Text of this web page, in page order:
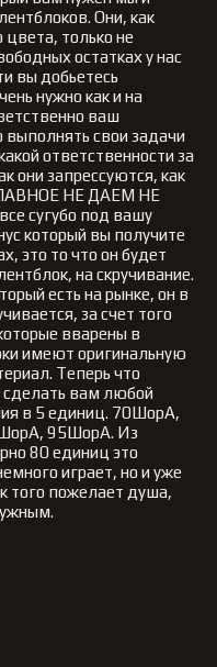
Они, как
только не
остатках у нас
вы добьетесь
нужно как и на
ваш
выполнять свои задачи
ответственности за
они запрессуются, как
НЕ ДАЕМ НЕ
сугубо под вашу
который вы получите
это то что он будет
на скручивание.
есть на рынке, он в
за счет того
вварены в
имеют оригинальную
Теперь что
вам любой
в 5 единиц. 70ШорА,
95ШорА. Из
80 единиц это
играет, но и уже
того пожелает душа,